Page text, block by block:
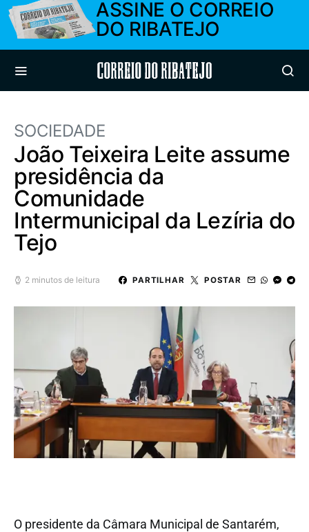
ASSINE O CORREIO
DO RIBATEJO
Correio do Ribatejo
SOCIEDADE
João Teixeira Leite assume
presidência da
Comunidade
Intermunicipal da Lezíria do
Tejo
2 minutos de leitura PARTILHAR POSTAR
O presidente da Câmara Municipal de Santarém,